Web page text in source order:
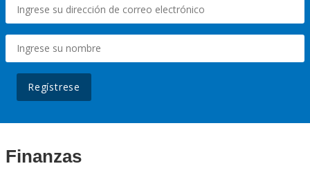
Regístrese
Finanzas